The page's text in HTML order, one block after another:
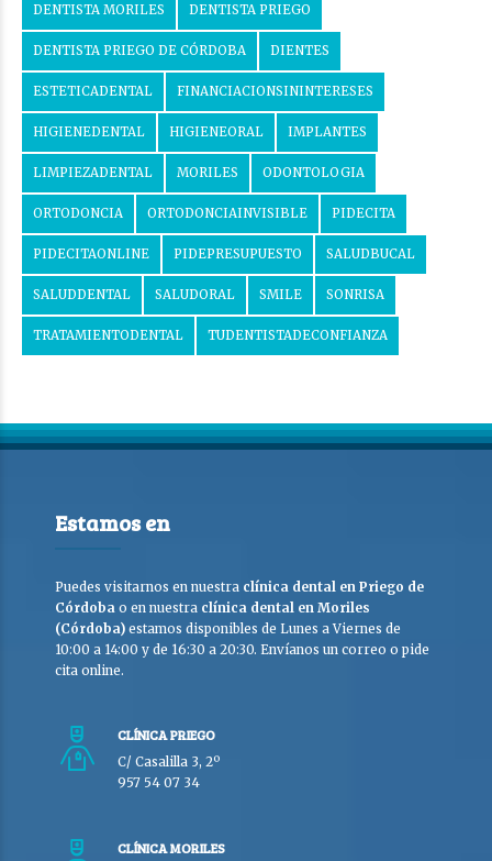
DENTISTA MORILES DENTISTA PRIEGO
DENTISTA PRIEGO DE CÓRDOBA DIENTES
ESTETICADENTAL FINANCIACIONSININTERESES
HIGIENEDENTAL HIGIENEORAL IMPLANTES
LIMPIEZADENTAL MORILES ODONTOLOGIA
ORTODONCIA ORTODONCIAINVISIBLE PIDECITA
PIDECITAONLINE PIDEPRESUPUESTO SALUDBUCAL
SALUDDENTAL SALUDORAL SMILE SONRISA
TRATAMIENTODENTAL TUDENTISTADECONFIANZA
Estamos en
Puedes visitarnos en nuestra clínica dental en Priego de
Córdoba o en nuestra clínica dental en Moriles
(Córdoba) estamos disponibles de Lunes a Viernes de
10:00 a 14:00 y de 16:30 a 20:30. Envíanos un correo o pide
cita online.
CLÍNICA PRIEGO
C/ Casalilla 3, 2º
957 54 07 34
CLÍNICA MORILES